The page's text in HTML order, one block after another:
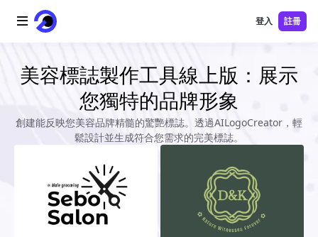
首頁
AI 工具
登入 註冊
美容標誌製作工具線上版：展示
您獨特的品牌形象
創建能反映您美容品牌精髓的驚艷標誌。透過AILogoCreator，輕
鬆設計並生成符合您需求的完美標誌。